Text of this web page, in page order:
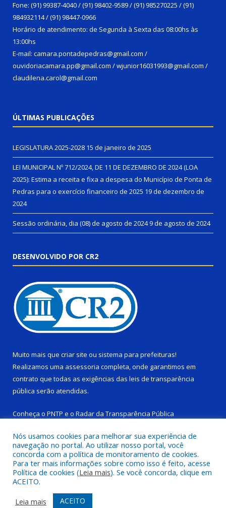
Fone: (91) 99387-4040 / (91) 98402-9589 / (91) 985270225 / (91)
984932114 / (91) 98447-0966
Horário de atendimento: de Segunda à Sexta das 08:00hs às
13:00hs
E-mail: camara.pontadepedras@gmail.com /
ouvidoriacamara.pp@gmail.com / wjunior16031993@gmail.com /
claudilena.carol@gmail.com
ÚLTIMAS PUBLICAÇÕES
LEGISLATURA 2025-2028 15 de janeiro de 2025
LEI MUNICIPAL Nº 712/2024, DE 11 DE DEZEMBRO DE 2024 (LOA
2025): Estima a receita e fixa a despesa do Município de Ponta de
Pedras para o exercício financeiro de 2025 19 de dezembro de
2024
Sessão ordinária, dia (08) de agosto de 20249 de agosto de 2024
DESENVOLVIDO POR CR2
Muito mais que criar site ou sistema para prefeituras!
Realizamos uma assessoria completa, onde garantimos em
contrato que todas as exigências das leis de transparência
pública serão atendidas.
Conheça o PNTP e o Radar da Transparência Pública
Todos os direitos reservados a Câmara Municipal de Ponta de
Pedras.
Mapa do Site
Acessar Área Administrativa
Nós usamos cookies para melhorar sua experiência de
navegação no portal. Ao utilizar nosso portal, você
concorda com a política de monitoramento de cookies.
Para ter mais informações sobre como isso é feito, acesse
Política de cookies (Leia mais). Se você concorda, clique em
ACEITO.
Leia mais
ACEITO